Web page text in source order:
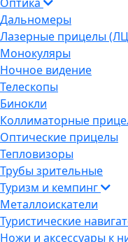
Дальномеры
Лазерные прицелы
Монокуляры
Ночное видение
Телескопы
Бинокли
Коллиматорные
Оптические прицелы
Тепловизоры
Трубы зрительные
Туризм и кемпинг
Металлоискатели
Туристические
Ножи и аксессуары к